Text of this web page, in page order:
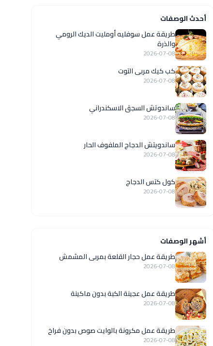
أحدث الوصفات
طريقة عمل سوفليه أومليت الديك الرومي
والذرة
2026-07-08
كب كيك مربى التوت
2026-07-08
ساندوتش السجق الاسكندراني
2026-07-08
ساندويتش الدجاج الملفوف الحار
2026-07-08
كول كتس الدجاج
2026-07-08
أشهر الوصفات
طريقة عمل حجار القلعة بمربى المشمش
2026-07-08
طريقة عمل عجينة الكبة بدون ماكينة
2026-07-08
طريقة عمل مكرونة بالوايت صوص بدون فراخ
2026-07-08